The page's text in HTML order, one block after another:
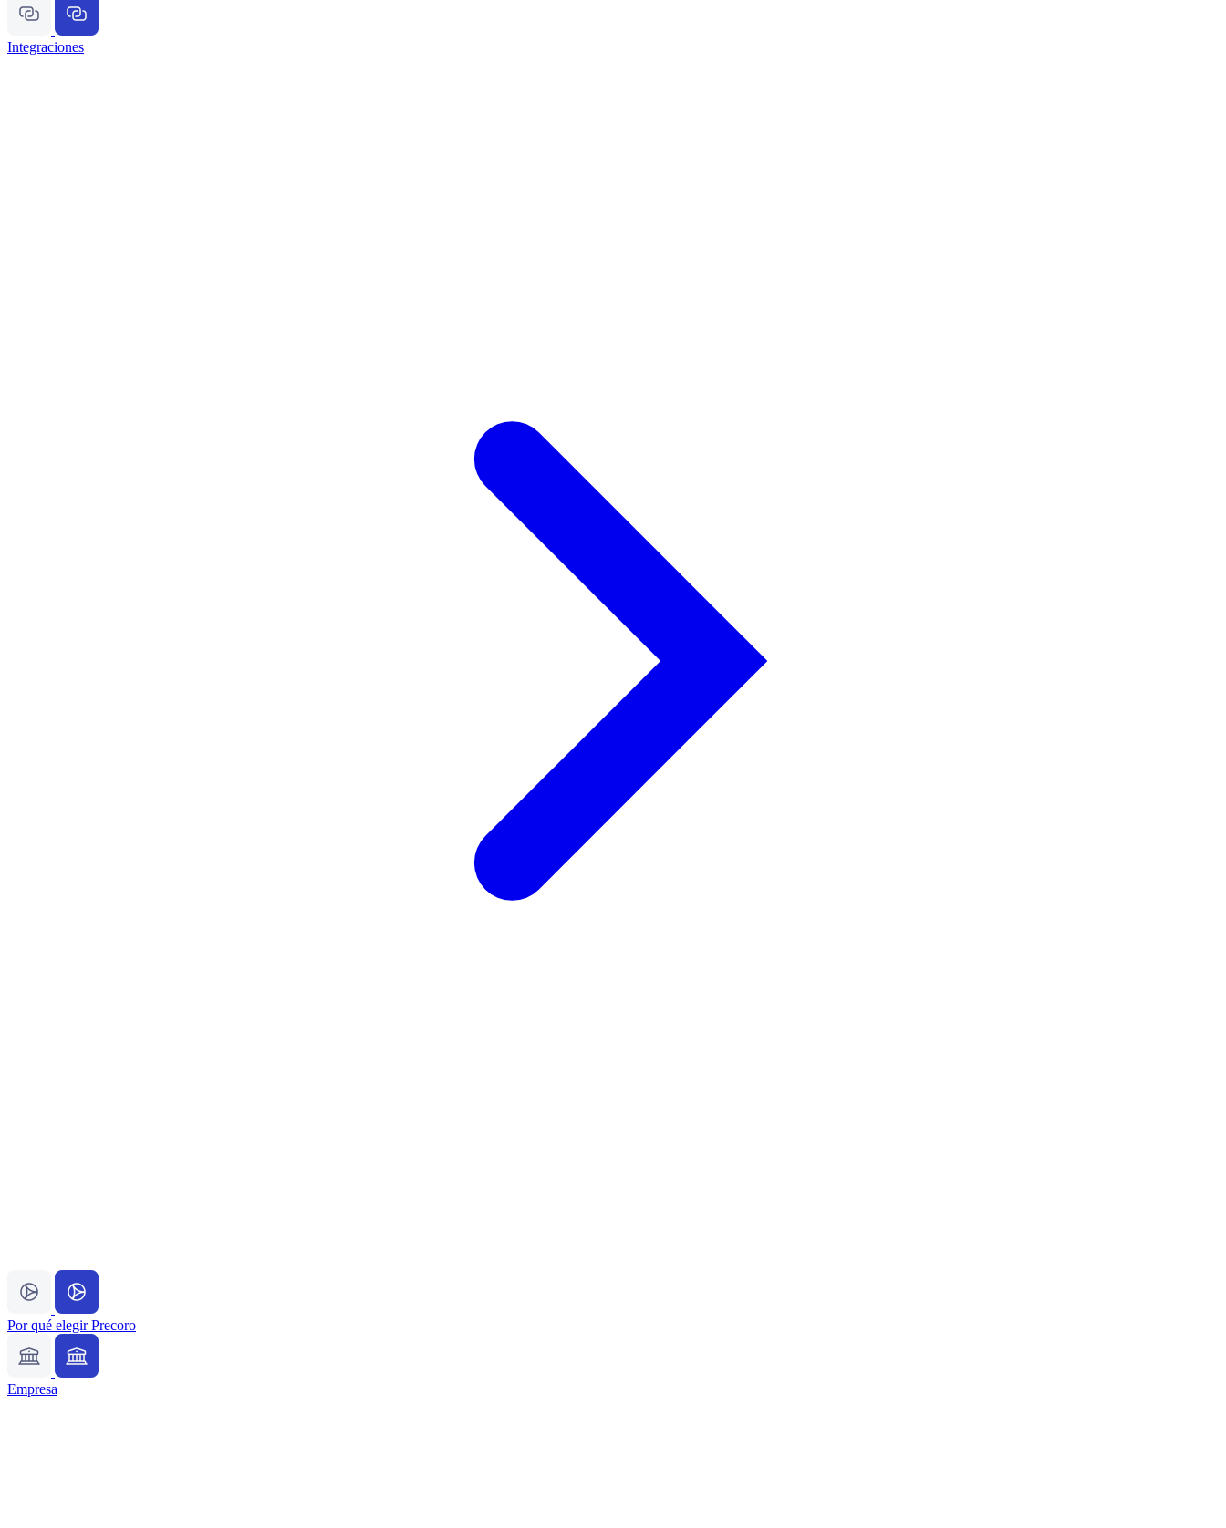
Integraciones
Por qué elegir Precoro
Empresa